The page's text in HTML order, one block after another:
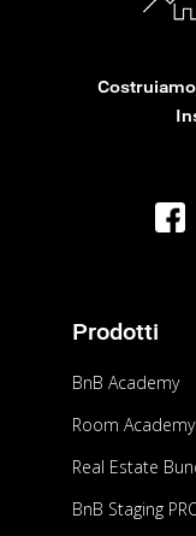
è il fondatore di
AFFITTI BREVI
Guida
Prodotti
BnB Academy
Room Academy
Real Estate
BnB Staging